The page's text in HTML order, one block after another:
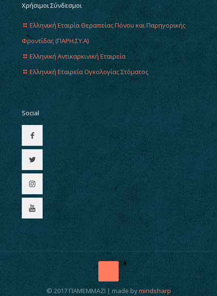
Χρήσιμοι Σύνδεσμοι
Ελληνική Εταιρία Θεραπείας Πόνου και Παρηγορικής
Φροντίδας (ΠΑΡΗ.ΣΥ.Α)
Ελληνική Αντικαρκινική Εταιρεία
Ελληνική Εταιρεία Ογκολογίας Στόματος
Social
© 2017 ΠΑΜΕΜΜΑΖΙ | made bymindsharp